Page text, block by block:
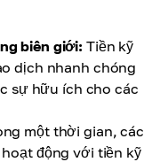
biên giới: Tiền kỹ
dịch nhanh chóng
sự hữu ích cho các
một thời gian, các
động với tiền kỹ